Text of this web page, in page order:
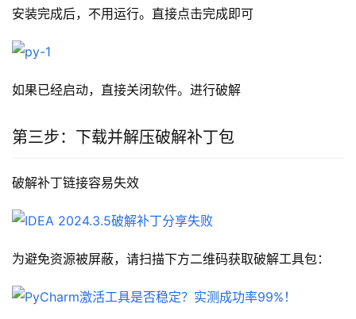
安装完成后，不用运行。直接点击完成即可
如果已经启动，直接关闭软件。进行破解
第三步：下载并解压破解补丁包
破解补丁链接容易失效
为避免资源被屏蔽，请扫描下方二维码获取破解工具包：